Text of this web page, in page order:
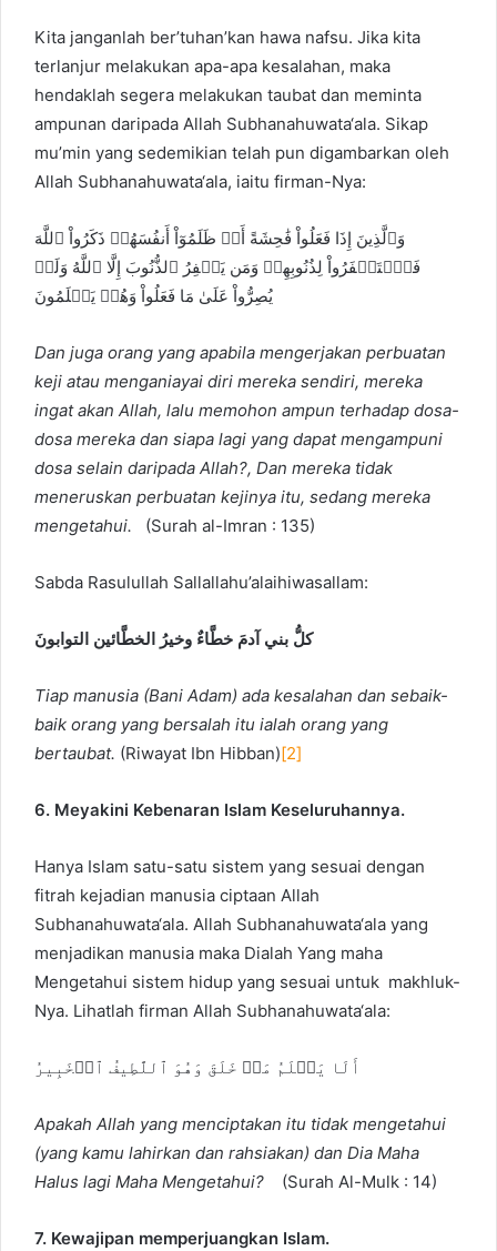
Kita janganlah ber’tuhan’kan hawa nafsu. Jika kita
terlanjur melakukan apa-apa kesalahan, maka
hendaklah segera melakukan taubat dan meminta
ampunan daripada Allah Subhanahuwata‘ala. Sikap
mu’min yang sedemikian telah pun digambarkan oleh
Allah Subhanahuwata‘ala, iaitu firman-Nya:
وَٱلَّذِينَ إِذَا فَعَلُواْ فَٰحِشَةً أَوۡ ظَلَمُوٓاْ أَنفُسَهُمۡ ذَكَرُواْ ٱللَّهَ
فَٱسۡتَغۡفَرُواْ لِذُنُوبِهِمۡ وَمَن يَغۡفِرُ ٱلذُّنُوبَ إِلَّا ٱللَّهُ وَلَمۡ
يُصِرُّواْ عَلَىٰ مَا فَعَلُواْ وَهُمۡ يَعۡلَمُونَ
Dan juga orang yang apabila mengerjakan perbuatan
keji atau menganiayai diri mereka sendiri, mereka
ingat akan Allah, lalu memohon ampun terhadap dosa-
dosa mereka dan siapa lagi yang dapat mengampuni
dosa selain daripada Allah?, Dan mereka tidak
meneruskan perbuatan kejinya itu, sedang mereka
mengetahui.
(Surah al-Imran : 135)
Sabda Rasulullah Sallallahu’alaihiwasallam:
كلُّ بني آدمَ خطَّاءٌ وخيرُ الخطَّائين التوابونَ
Tiap manusia (Bani Adam) ada kesalahan dan sebaik-
baik orang yang bersalah itu ialah orang yang
bertaubat. (Riwayat Ibn Hibban)[2]
6. Meyakini Kebenaran Islam Keseluruhannya.
Hanya Islam satu-satu sistem yang sesuai dengan
fitrah kejadian manusia ciptaan Allah
Subhanahuwata‘ala. Allah Subhanahuwata‘ala yang
menjadikan manusia maka Dialah Yang maha
Mengetahui sistem hidup yang sesuai untuk makhluk-
Nya. Lihatlah firman Allah Subhanahuwata‘ala:
أَلَا يَعۡلَمُ مَنۡ خَلَقَ وَهُوَ ٱللَّطِيفُ ٱلۡخَبِيرُ
Apakah Allah yang menciptakan itu tidak mengetahui
(yang kamu lahirkan dan rahsiakan) dan Dia Maha
Halus lagi Maha Mengetahui?
(Surah Al-Mulk : 14)
7. Kewajipan memperjuangkan Islam.